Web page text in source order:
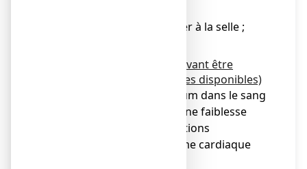
● Besoin impérieux d’aller à la selle ;
Inconnu (fréquence ne pouvant être
estimée à partir des données disponibles)
● Faible taux de potassium dans le sang
ce qui peut provoquer une faiblesse
musculaire, des contractions
musculaires ou un rythme cardiaque